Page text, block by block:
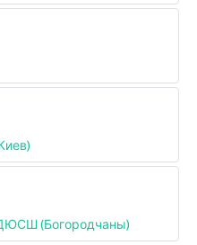
(Богородчаны)